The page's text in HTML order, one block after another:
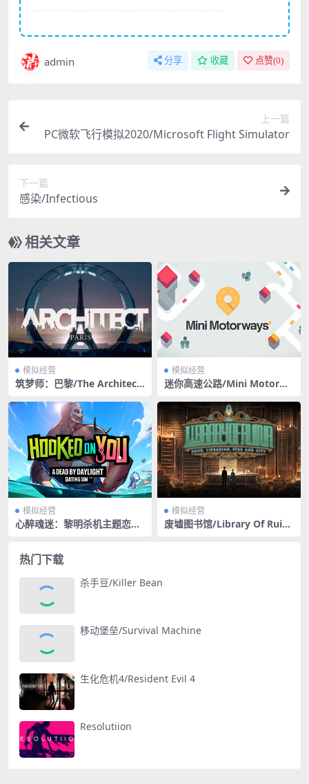
admin 分享 收藏 点赞(0)
上一篇
PC微软飞行模拟2020/Microsoft Flight Simulator
下一篇
感染/Infectious
相关文章
模拟经营
筑梦师：巴黎/The Architect:
模拟经营
迷你高速公路/Mini Motorwa
模拟经营
心醉魂迷：黎明杀机主题恋爱
m
模拟经营
废墟图书馆/Library Of Ruina
热门下载
杀手豆/Killer Bean
移动堡垒/Survival Machine
生化危机4/Resident Evil 4
Resolutiion